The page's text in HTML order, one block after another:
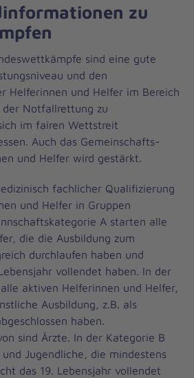
zu
sind eine gute
und den
Helferinnen und Helfer im Bereich
der Notfallrettung zu
im fairen Wettstreit
Auch das Gemeinschafts-
und Helfer wird gestärkt.
fachlicher Qualifizierung
und Helfer in Gruppen
A starten alle
die die Ausbildung zum
durchlaufen haben und
vollendet haben. In der
aktiven Helferinnen und Helfer,
Ausbildung, z.B. als
haben.
sind Ärzte. In der Kategorie B
Jugendliche, die mindestens
das 19. Lebensjahr vollendet